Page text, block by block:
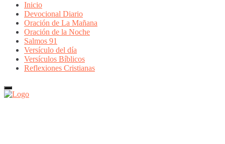
Inicio
Devocional Diario
Oración de La Mañana
Oración de la Noche
Salmos 91
Versículo del día
Versículos Bíblicos
Reflexiones Cristianas